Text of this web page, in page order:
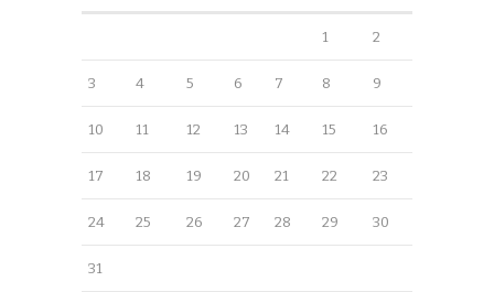
1 2
3 4 5 6 7 8 9
10 11 12 13 14 15 16
17 18 19 20 21 22 23
24 25 26 27 28 29 30
31